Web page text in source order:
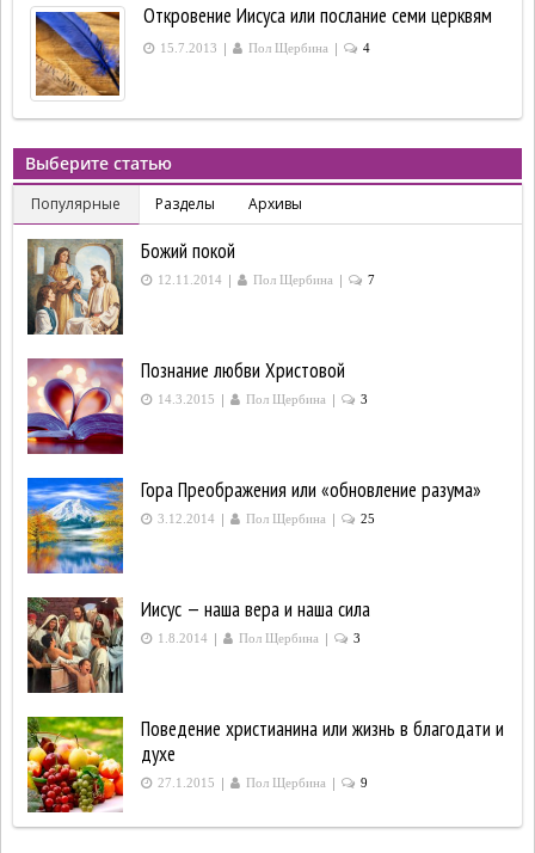
Откровение Иисуса или послание семи церквям
15.7.2013 | Пол Щербина | 4
Выберите статью
Популярные Разделы Архивы
Божий покой
12.11.2014 | Пол Щербина | 7
Познание любви Христовой
14.3.2015 | Пол Щербина | 3
Гора Преображения или «обновление разума»
3.12.2014 | Пол Щербина | 25
Иисус — наша вера и наша сила
1.8.2014 | Пол Щербина | 3
Поведение христианина или жизнь в благодати и
духе
27.1.2015 | Пол Щербина | 9